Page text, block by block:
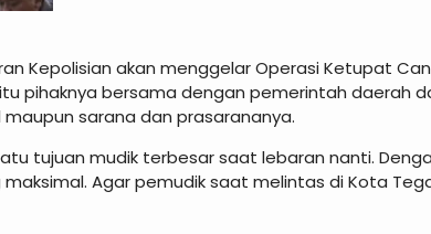
Kepolisian akan menggelar Operasi Ketupat
pihaknya bersama dengan pemerintah daerah
sarana dan prasarananya.
tujuan mudik terbesar saat lebaran nanti.
Agar pemudik saat melintas di Kota